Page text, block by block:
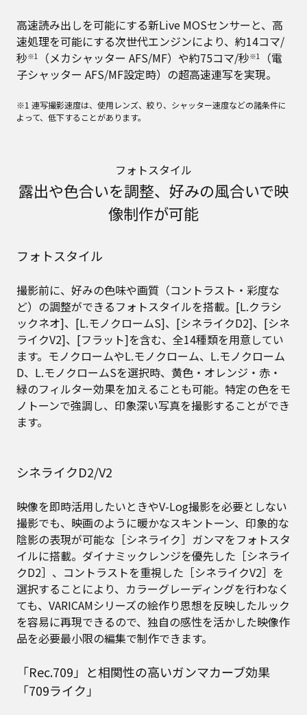
高速読み出しを可能にする新Live MOSセンサーと、高
速処理を可能にする次世代エンジンにより、約14コマ/
秒※1 （メカシャッター AFS/MF）や約75コマ/秒※1
（電
子シャッター AFS/MF設定時）の超高速連写を実現。
※1 連写撮影速度は、使用レンズ、絞り、シャッター速度などの諸条件に
よって、低下することがあります。
フォトスタイル
露出や色合いを調整、好みの風合いで映
像制作が可能
フォトスタイル
撮影前に、好みの⾊味や画質（コントラスト・彩度な
ど）の調整ができるフォトスタイルを搭載。[L.クラシ
ックネオ]、[L.モノクロームS]、[シネライクD2]、[シネ
ライクV2]、[フラット]を含む、全14種類を⽤意してい
ます。モノクロームやL.モノクローム、L.モノクローム
D、L.モノクロームSを選択時、⻩⾊・オレンジ・⾚・
緑のフィルター効果を加えることも可能。特定の⾊をモ
ノトーンで強調し、印象深い写真を撮影することができ
ます。
シネライクD2/V2
映像を即時活用したいときやV-Log撮影を必要としない
撮影でも、映画のように暖かなスキントーン、印象的な
陰影の表現が可能な［シネライク］ガンマをフォトスタ
イルに搭載。ダイナミックレンジを優先した［シネライ
クD2］、コントラストを重視した［シネライクV2］を
選択することにより、カラーグレーディングを行わなく
ても、VARICAMシリーズの絵作り思想を反映したルック
を容易に再現できるので、独自の感性を活かした映像作
品を必要最小限の編集で制作できます。
「Rec.709」と相関性の高いガンマカーブ効果
「709ライク」